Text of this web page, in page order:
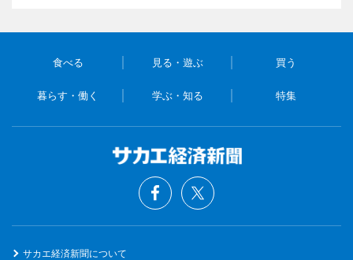
食べる 見る・遊ぶ 買う
暮らす・働く 学ぶ・知る 特集
サカエ経済新聞について